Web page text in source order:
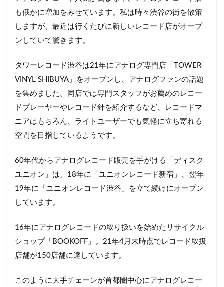
も俄かに増加をみせています。私は時々渋谷の街を散策
しますが、最近は行くたびに新しいレコード店がオープ
ンしていて驚きます。
タワーレコード渋谷は21年にアナログ専門店「TOWER
VINYL SHIBUYA」をオープンし、アナログファンの話題
を集めました。同店では専門スタッフがお薦めのレコー
ドプレーヤーやレコード針を紹介するなど、レコードマ
ニアはもちろん、ライトユーザーでも気軽に立ち寄れる
空間を目指しているようです。
60年代からアナログレコード販売を手がける「ディスク
ユニオン」は、18年に「ユニオンレコード新宿」、翌年
19年に「ユニオンレコード渋谷」を立て続けにオープン
しています。
16年にアナログレコードの取り扱いを始めたリサイクル
ショップ「BOOKOFF」。21年4月末時点でレコード取扱
店舗が150店舗に達しています。
このように大手チェーンが首都圏中心にアナログレコー